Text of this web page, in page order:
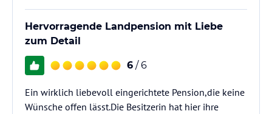
Hervorragende Landpension mit Liebe
zum Detail
6 / 6
Ein wirklich liebevoll eingerichtete Pension,die keine
Wünsche offen lässt.Die Besitzerin hat hier ihre